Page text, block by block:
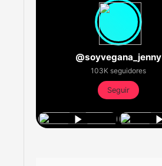
@soyvegana_jenny
103K seguidores
Seguir